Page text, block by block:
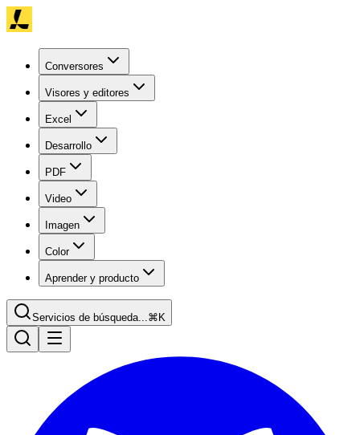
Conversores
Visores y editores
Excel
Desarrollo
PDF
Video
Imagen
Color
Aprender y producto
Servicios de búsqueda...⌘K